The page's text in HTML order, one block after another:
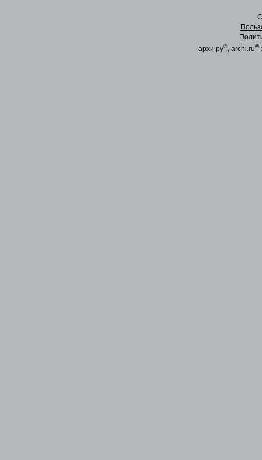
архи.ру®, archi.ru®